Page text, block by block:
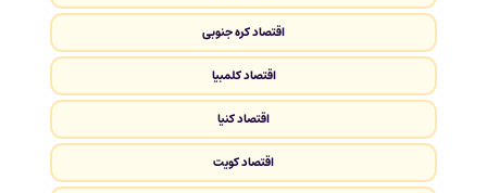
اقتصاد کره جنوبی
اقتصاد کلمبیا
اقتصاد کنیا
اقتصاد کویت